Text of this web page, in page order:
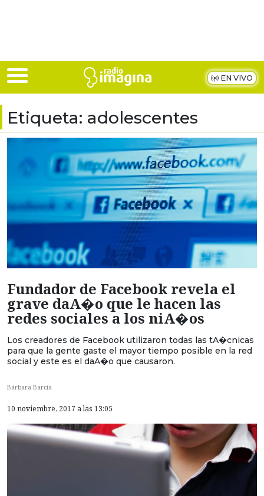
EN VIVO
Etiqueta: adolescentes
Fundador de Facebook revela el
grave daA�o que le hacen las
redes sociales a los niA�os
Los creadores de Facebook utilizaron todas las tA�cnicas
para que la gente gaste el mayor tiempo posible en la red
social y este es el daA�o que causaron.
Bárbara Barcia
10 noviembre, 2017 a las 13:05